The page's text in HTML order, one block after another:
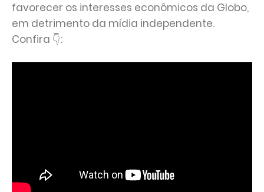
favorecer os interesses econômicos da Globo,
em detrimento da mídia independente.
Confira 👇: